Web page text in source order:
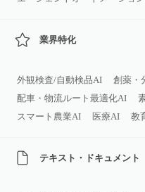
業界特化
外観検査/自動検品AI
創薬・
配車・物流ルート最適化AI
スマート農業AI
医療AI 教
テキスト・ドキュメント